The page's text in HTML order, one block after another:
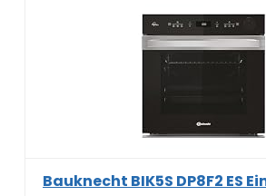
Bauknecht BIK5S DP8F2 ES